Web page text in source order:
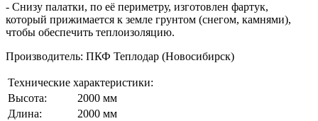
- Снизу палатки, по её периметру, изготовлен фартук,
который прижимается к земле грунтом (снегом, камнями),
чтобы обеспечить теплоизоляцию.
Производитель: ПКФ Теплодар (Новосибирск)
Технические характеристики:
Высота:
2000 мм
Длина:
2000 мм